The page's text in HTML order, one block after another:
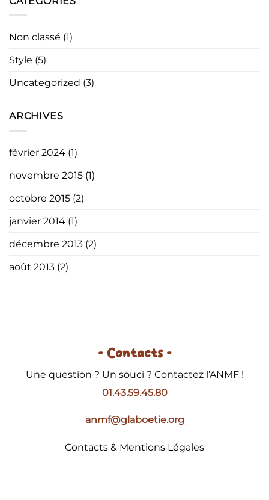
Non classé (1)
Style (5)
Uncategorized (3)
ARCHIVES
février 2024 (1)
novembre 2015 (1)
octobre 2015 (2)
janvier 2014 (1)
décembre 2013 (2)
août 2013 (2)
- Contacts -
Une question ? Un souci ? Contactez l’ANMF !
01.43.59.45.80
anmf@glaboetie.org
Contacts & Mentions Légales